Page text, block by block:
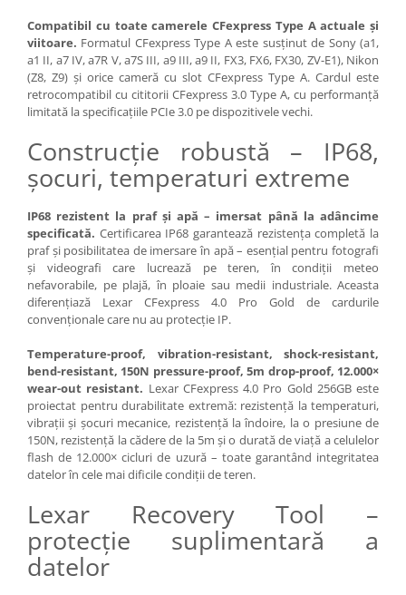
Solid-State Drive (SSD)
Video / Camere si accesorii
Camere video profesionale
Camere Video Cinematice
Camere video de actiune
Accesorii camere video de actiune
Accesorii drone
Acumulatori camere video
Lampi video
Stabilizatoare (Gimbal) / Steady
Cam
Huse Protectie / Ploaie camere
Accesorii diverse pt camere video
Camere Video Cinematice
Drone
Slider
Camere Video Compacte
Trepiede si monopiede
Trepiede foto
Trepiede video
Compatibil cu toate camerele CFexpress Type A actuale și
viitoare. Formatul CFexpress Type A este susținut de Sony (a1,
a1 II, a7 IV, a7R V, a7S III, a9 III, a9 II, FX3, FX6, FX30, ZV-E1), Nikon
(Z8, Z9) și orice cameră cu slot CFexpress Type A. Cardul este
retrocompatibil cu cititorii CFexpress 3.0 Type A, cu performanță
limitată la specificațiile PCIe 3.0 pe dispozitivele vechi.
Construcție robustă – IP68,
șocuri, temperaturi extreme
IP68 rezistent la praf și apă – imersat până la adâncime
specificată. Certificarea IP68 garantează rezistența completă la
praf și posibilitatea de imersare în apă – esențial pentru fotografi
și videografi care lucrează pe teren, în condiții meteo
nefavorabile, pe plajă, în ploaie sau medii industriale. Aceasta
diferențiază Lexar CFexpress 4.0 Pro Gold de cardurile
convenționale care nu au protecție IP.
Temperature-proof, vibration-resistant, shock-resistant,
bend-resistant, 150N pressure-proof, 5m drop-proof, 12.000×
wear-out resistant. Lexar CFexpress 4.0 Pro Gold 256GB este
proiectat pentru durabilitate extremă: rezistență la temperaturi,
vibrații și șocuri mecanice, rezistență la îndoire, la o presiune de
150N, rezistență la cădere de la 5m și o durată de viață a celulelor
flash de 12.000× cicluri de uzură – toate garantând integritatea
datelor în cele mai dificile condiții de teren.
Lexar Recovery Tool –
protecție suplimentară a
datelor